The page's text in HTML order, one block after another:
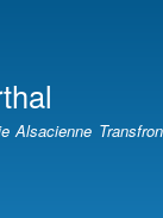
Alsacienne